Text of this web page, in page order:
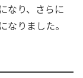
なり、さらに
りました。